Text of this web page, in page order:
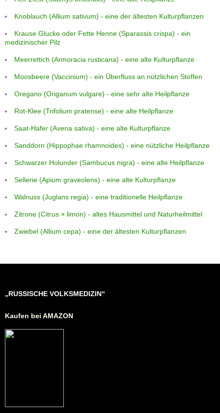
Knoblauch (Allium sativum) - eine der ältesten Kulturpflanzen
Krause Glucke oder Fette Henne (Sparassis crispa) - ein
medizinischer Pilz
Meerrettich (Armoracia rusticana) - eine alte Kulturpflanze
Moosbeere (Vaccinium) - ein Überfluss an nützlichen Stoffen
Oregano (Origanum vulgare) - eine sehr alte Heilpflanze
Rot-Klee (Trifolium pratense) - eine alte Heilpflanze
Saat-Hafer (Avena sativa) - eine alte Kulturpflanze
Sanddorn (Hippophae rhamnoides) - eine nützliche Heilpflanze
Schwarzer Holunder (Sambucus nigra) - eine alte Heilpflanze
Sellerie (Apium graveolens) - eine alte Kulturpflanze
Walnuss (Juglans regia) - eine traditionelle Heilpflanze
Zitrone (Citrus × limon) - altes Hausmittel und Naturheilmittel
Zwiebel (Allium cepa) - eine der ältesten Kulturpflanzen
„RUSSISCHE VOLKSMEDIZIN“
Kaufen bei AMAZON